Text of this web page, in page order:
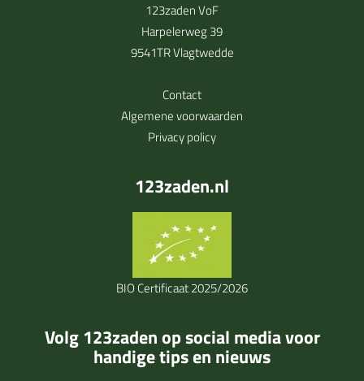
123zaden VoF
Harpelerweg 39
9541TR Vlagtwedde
Contact
Algemene voorwaarden
Privacy policy
123zaden.nl
BIO Certificaat 2025/2026
Volg 123zaden op social media voor
handige tips en nieuws